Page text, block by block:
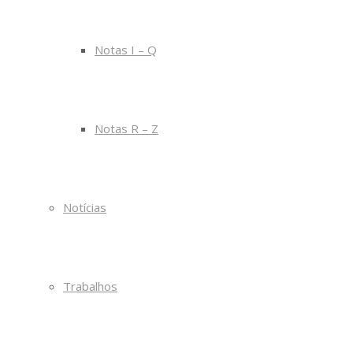
Notas I – Q
Notas R – Z
Notícias
Trabalhos